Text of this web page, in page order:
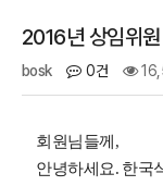
2016년 상임위
bosk 0건
회원님들께 ,
안녕하세요. 한국